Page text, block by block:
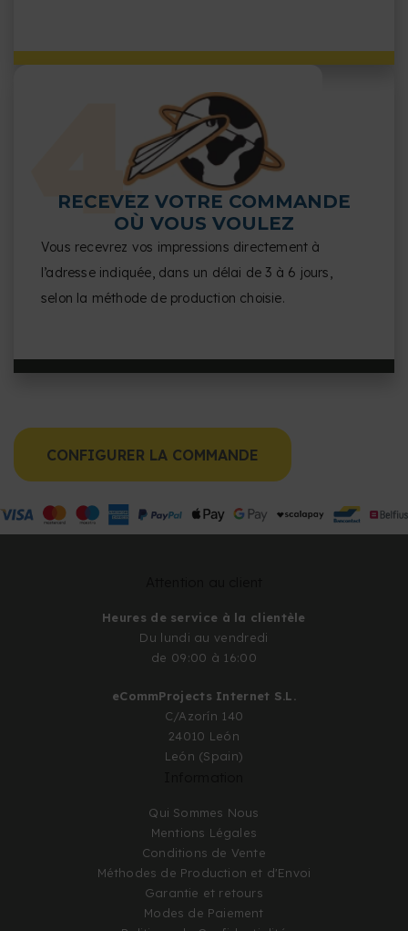
RECEVEZ VOTRE COMMANDE
OÙ VOUS VOULEZ
Vous recevrez vos impressions directement à
l’adresse indiquée, dans un délai de 3 à 6 jours,
selon la méthode de production choisie.
CONFIGURER LA COMMANDE
Heures de service à la clientèle
Du lundi au vendredi
de 09:00 à 16:00
eCommProjects Internet S.L.
C/Azorín 140
24010 León
León (Spain)
Qui Sommes Nous
Mentions Légales
Conditions de Vente
Méthodes de Production et d'Envoi
Garantie et retours
Modes de Paiement